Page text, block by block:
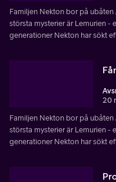
Familjen Nekton bor på ubåten
största mysterier är Lemurien -
generationer Nekton har sökt
20
Familjen Nekton bor på ubåten
största mysterier är Lemurien -
generationer Nekton har sökt